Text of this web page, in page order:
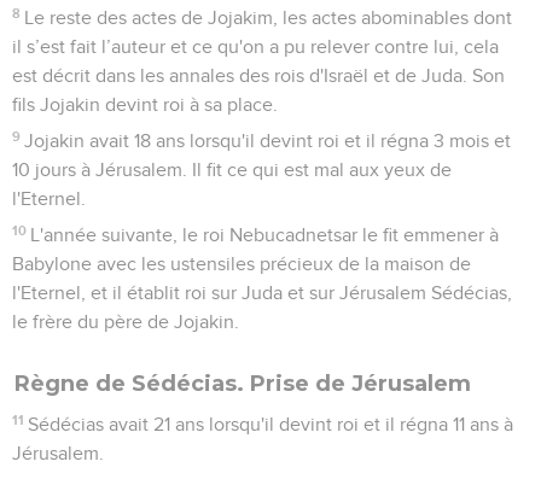
Cyrus autorise la reconstruction du temple
1
La première année du règne de Cyrus sur la Perse, l'Eternel
réveilla l'esprit de Cyrus, roi de Perse, afin que s'accomplisse
la parole de l'Eternel prononcée par la bouche de Jérémie,
et il fit faire de vive voix, et même par écrit, la proclamation
que voici dans tout son royaume :
2
« Voici ce que dit Cyrus, roi de Perse : L'Eternel, le Dieu du
ciel, m'a donné tous les royaumes de la terre et m'a désigné
pour lui construire un temple à Jérusalem, en Juda.
3 Qui parmi vous fait partie de son peuple ? Que son Dieu
soit avec lui et qu'il monte à Jérusalem, en Juda, pour
le Dieu qui réside à Jérusalem.
4 Partout où s’est installé le reste du peuple de l'Eternel, les
habitants de l'endroit lui donneront de l'argent, de l'or, du